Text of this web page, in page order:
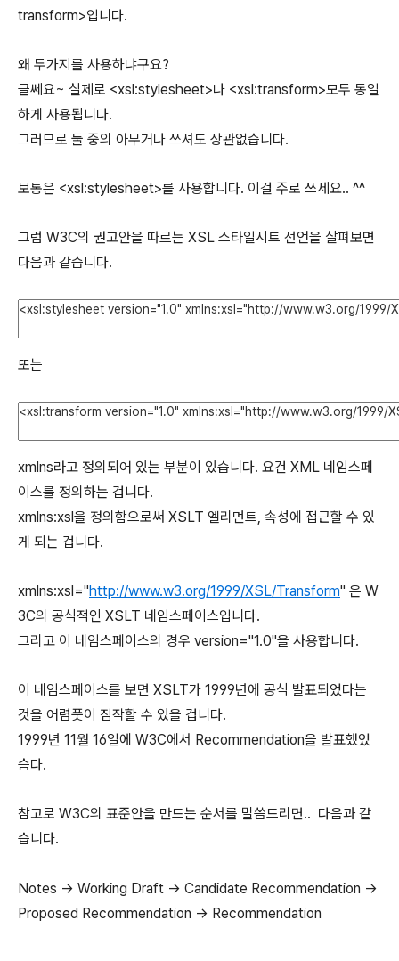
transform>입니다.
왜 두가지를 사용하냐구요?
글쎄요~ 실제로 <xsl:stylesheet>나 <xsl:transform>모두 동일
하게 사용됩니다.
그러므로 둘 중의 아무거나 쓰셔도 상관없습니다.
보통은 <xsl:stylesheet>를 사용합니다. 이걸 주로 쓰세요.. ^^
그럼 W3C의 권고안을 따르는 XSL 스타일시트 선언을 살펴보면
다음과 같습니다.
또는
xmlns라고 정의되어 있는 부분이 있습니다. 요건 XML 네임스페
이스를 정의하는 겁니다.
xmlns:xsl을 정의함으로써 XSLT 엘리먼트, 속성에 접근할 수 있
게 되는 겁니다.
xmlns:xsl="http://www.w3.org/1999/XSL/Transform" 은 W
3C의 공식적인 XSLT 네임스페이스입니다.
그리고 이 네임스페이스의 경우 version="1.0"을 사용합니다.
이 네임스페이스를 보면 XSLT가 1999년에 공식 발표되었다는
것을 어렴풋이 짐작할 수 있을 겁니다.
1999년 11월 16일에 W3C에서 Recommendation을 발표했었
슴다.
참고로 W3C의 표준안을 만드는 순서를 말씀드리면.. 다음과 같
습니다.
Notes -> Working Draft -> Candidate Recommendation ->
Proposed Recommendation -> Recommendation